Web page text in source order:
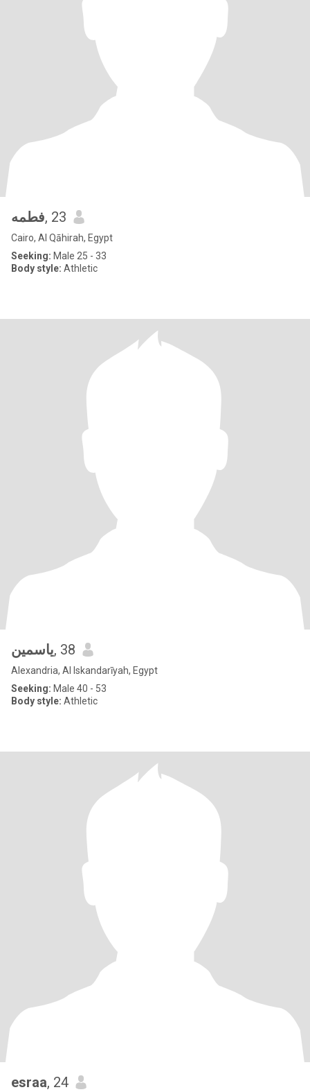
فطمه, 23
Cairo, Al Qāhirah, Egypt
Seeking: Male 25 - 33
Body style: Athletic
ياسمين, 38
Alexandria, Al Iskandarīyah, Egypt
Seeking: Male 40 - 53
Body style: Athletic
esraa, 24